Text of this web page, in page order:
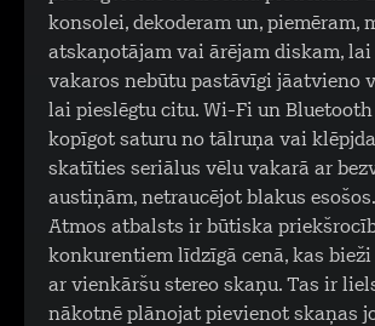
konsolei, dekoderam un, piemēram,
atskaņotājam vai ārējam diskam,
vakaros nebūtu pastāvīgi jāatvieno
lai pieslēgtu citu. Wi-Fi un
kopīgot saturu no tālruņa vai
skatīties seriālus vēlu vakarā ar
austiņām, netraucējot blakus
Atmos atbalsts ir būtiska
konkurentiem līdzīgā cenā, kas bieži
ar vienkāršu stereo skaņu. Tas ir
nākotnē plānojat pievienot skaņas